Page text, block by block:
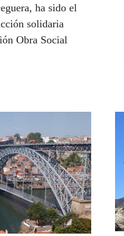
ha sido el
solidaria
Obra Social